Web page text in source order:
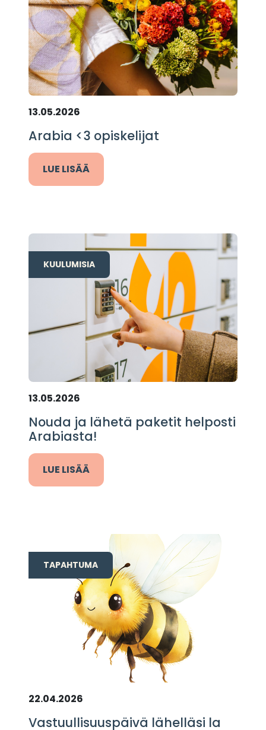
13.05.2026
Arabia <3 opiskelijat
LUE LISÄÄ
KUULUMISIA
13.05.2026
Nouda ja lähetä paketit helposti
Arabiasta!
LUE LISÄÄ
TAPAHTUMA
22.04.2026
Vastuullisuuspäivä lähelläsi la